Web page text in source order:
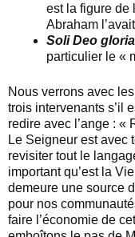
est la figure de
Abraham
Soli Deo
particulier le «
Nous verrons avec
trois intervenants s’il
redire avec l’ange : «
Le Seigneur est avec
revisiter tout le
important qu’est la
demeure une source
pour nos
faire l’économie de